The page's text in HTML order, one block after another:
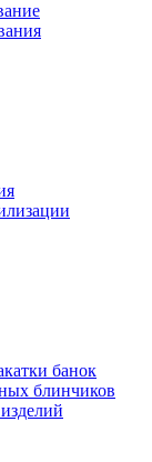
банок
блинчиков